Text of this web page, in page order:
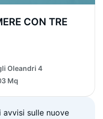
CON TRE
Oleandri 4
Mq
avvisi sulle nuove